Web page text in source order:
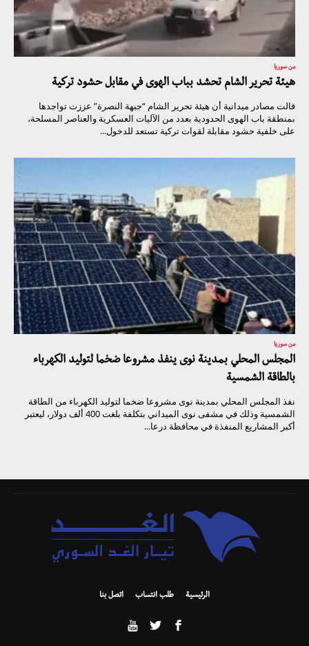
من سوريا
هيئة تحرير الشام تحشد بباب الهوى في مقابل حشود تركية
قالت مصادر ميدانية أن هيئة تحرير الشام “جبهة النصرة” عززت تواجدها
بمنطقة باب الهوى الحدودية بعدد من الآليات العسكرية والعناصر المسلحة،
على خلفية حشود مقابلة لقوات تركية تستعد للدخول...
من سوريا
المجلس المحلي بمدينة نوى ينفذ مشروعا ضخما لتوليد الكهرباء
بالطاقة الشمسية
نفذ المجلس المحلي بمدينة نوى مشروعا ضخما لتوليد الكهرباء من الطاقة
الشمسية وذلك في مشفى نوى الميداني بتكلفة بلغت 400 ألف دولار، ليعتبر
أكبر المشاريع المنفذة في محافظة درعا...
الرئيسية طلب انتساب اتصل بنا